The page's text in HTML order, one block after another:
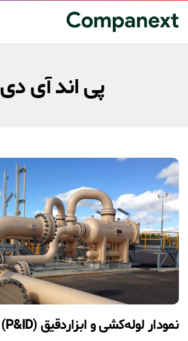
پی اند آی دی
نمودار لوله‌کشی و ابزاردقیق (P&ID) چیست؟